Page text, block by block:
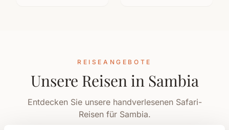
REISEANGEBOTE
Unsere Reisen in Sambia
Entdecken Sie unsere handverlesenen Safari-
Reisen für Sambia.